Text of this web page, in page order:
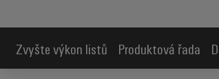
Zvyšte výkon listů Produktová řada